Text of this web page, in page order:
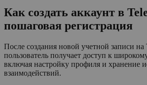
Как создать аккаунт в
пошаговая регистрация
После создания новой учетной записи на
пользователь получает доступ к
включая настройку профиля и хранение
взаимодействий.